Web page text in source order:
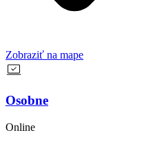
Zobraziť na mape
Osobne
Online